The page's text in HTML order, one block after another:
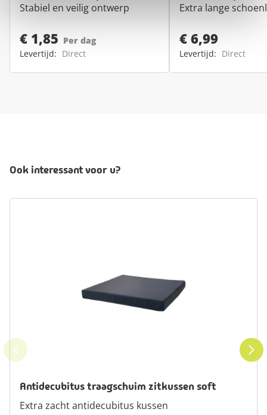
Stabiel en veilig ontwerp
€ 1,85 Per dag
Levertijd: Direct
Extra lange
€ 6,99
Levertijd: Direct
Ook interessant voor u?
Antidecubitus traagschuim zitkussen soft
Extra zacht antidecubitus kussen